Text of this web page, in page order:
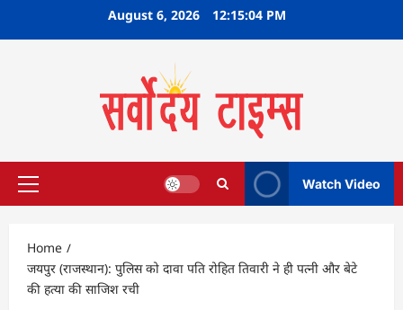
August 6, 2026 12:15:05 PM
Primary
Watch Video
Home
जयपुर (राजस्थान): पुलिस को दावा पति रोहित तिवारी ने ही पत्नी और बेटे
की हत्या की साजिश रची